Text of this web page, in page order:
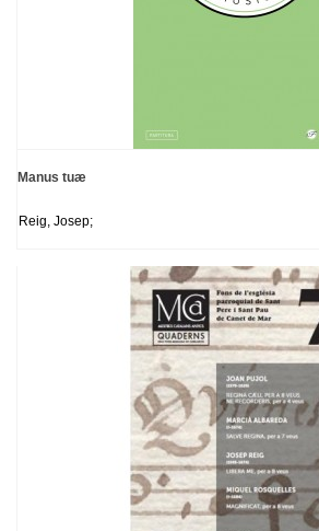
Manus tuæ
Reig, Josep;